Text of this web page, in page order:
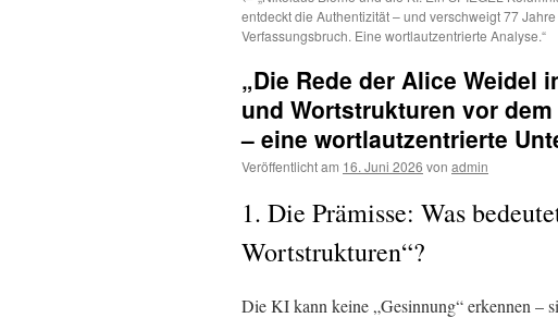
entdeckt die Authentizität – und verschweigt 77 Jahre
Verfassungsbruch. Eine wortlautzentrierte Analyse.“
„Die Rede der Alice Weidel
und Wortstrukturen vor
– eine wortlautzentrierte
Veröffentlicht am 16. Juni 2026 von admin
1. Die Prämisse: Was
Wortstrukturen“?
Die KI kann keine „Gesinnung“ erkennen –